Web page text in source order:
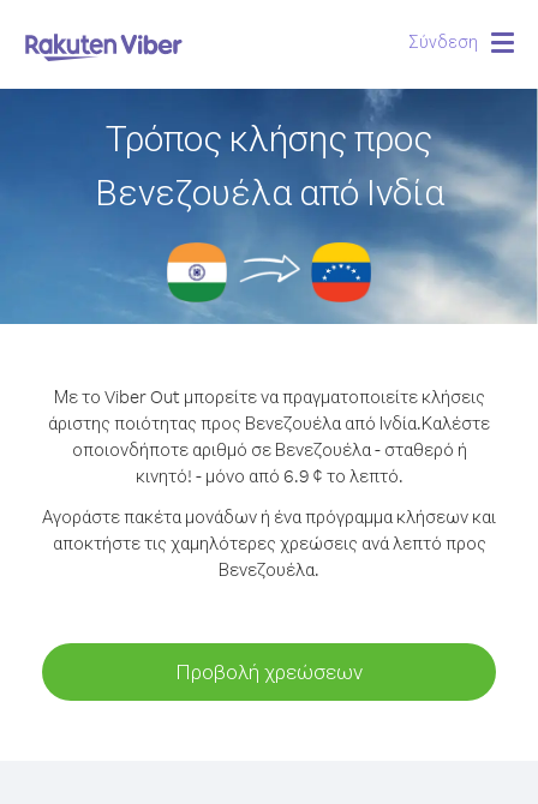
Σύνδεση
Τρόπος κλήσης προς
Βενεζουέλα από Ινδία
Με το Viber Out μπορείτε να πραγματοποιείτε κλήσεις
άριστης ποιότητας προς Βενεζουέλα από Ινδία.Καλέστε
οποιονδήποτε αριθμό σε Βενεζουέλα - σταθερό ή
κινητό! - μόνο από 6.9 ¢ το λεπτό.
Αγοράστε πακέτα μονάδων ή ένα πρόγραμμα κλήσεων και
αποκτήστε τις χαμηλότερες χρεώσεις ανά λεπτό προς
Βενεζουέλα.
Προβολή χρεώσεων